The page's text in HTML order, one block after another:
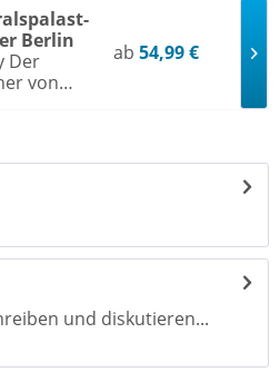
Berlin
Der
von
ab 54,99 €
und diskutieren...